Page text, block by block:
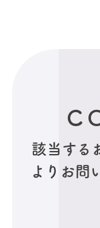
該当する
より お問